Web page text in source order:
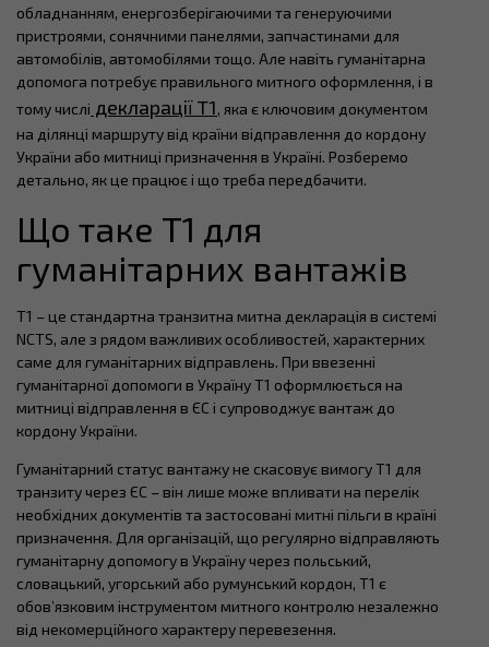
обладнанням, енергозберігаючими та генеруючими
пристроями, сонячними панелями, запчастинами для
автомобілів, автомобілями тощо. Але навіть гуманітарна
допомога потребує правильного митного оформлення, і в
тому числі декларації T1, яка є ключовим документом
на ділянці маршруту від країни відправлення до кордону
України або митниці призначення в Україні. Розберемо
детально, як це працює і що треба передбачити.
Що таке T1 для
гуманітарних вантажів
T1 – це стандартна транзитна митна декларація в системі
NCTS, але з рядом важливих особливостей, характерних
саме для гуманітарних відправлень. При ввезенні
гуманітарної допомоги в Україну T1 оформлюється на
митниці відправлення в ЄС і супроводжує вантаж до
кордону України.
Гуманітарний статус вантажу не скасовує вимогу T1 для
транзиту через ЄС – він лише може впливати на перелік
необхідних документів та застосовані митні пільги в країні
призначення. Для організацій, що регулярно відправляють
гуманітарну допомогу в Україну через польський,
словацький, угорський або румунський кордон, T1 є
обов’язковим інструментом митного контролю незалежно
від некомерційного характеру перевезення.